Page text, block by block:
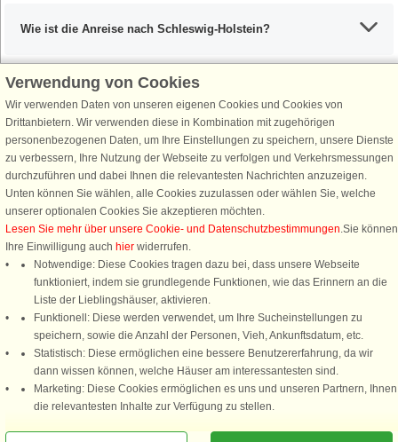
Wie ist die Anreise nach Schleswig-Holstein?
Schließen Sie sich 100.000 Ferienhaus-Fans an
Erhalten Sie einen Willkommensgutschein von 25 €für Ihren nächsten
Ferienhausurlaub - melden Sie sich einfach für den DanCenter Newsletter
an. Verpassen Sie nie wieder exklusive Angebote, Gewinnspiele und
Urlaubstipps!
Newsletter abonnieren
Folgen Sie uns:
DanCenter Kundenbewertung
Verwendung von Cookies
Wir verwenden Daten von unseren eigenen Cookies und Cookies von
Drittanbietern. Wir verwenden diese in Kombination mit zugehörigen
personenbezogenen Daten, um Ihre Einstellungen zu speichern, unsere Dienste
zu verbessern, Ihre Nutzung der Webseite zu verfolgen und Verkehrsmessungen
durchzuführen und dabei Ihnen die relevantesten Nachrichten anzuzeigen.
Unten können Sie wählen, alle Cookies zuzulassen oder wählen Sie, welche
unserer optionalen Cookies Sie akzeptieren möchten.
Lesen Sie mehr über unsere Cookie- und Datenschutzbestimmungen.Sie können
Ihre Einwilligung auch hier widerrufen.
Notwendige: Diese Cookies tragen dazu bei, dass unsere Webseite
funktioniert, indem sie grundlegende Funktionen, wie das Erinnern an die
Liste der Lieblingshäuser, aktivieren.
Funktionell: Diese werden verwendet, um Ihre Sucheinstellungen zu
speichern, sowie die Anzahl der Personen, Vieh, Ankunftsdatum, etc.
Statistisch: Diese ermöglichen eine bessere Benutzererfahrung, da wir
dann wissen können, welche Häuser am interessantesten sind.
Marketing: Diese Cookies ermöglichen es uns und unseren Partnern, Ihnen
die relevantesten Inhalte zur Verfügung zu stellen.